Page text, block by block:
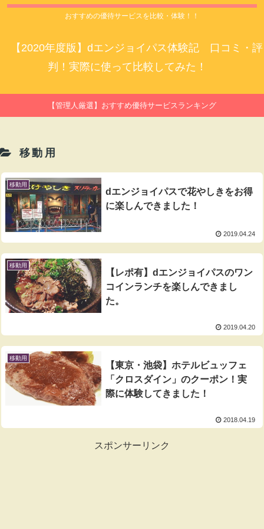
おすすめの優待サービスを比較・体験！！
【2020年度版】dエンジョイパス体験記 口コミ・評
判！実際に使って比較してみた！
【管理人厳選】おすすめ優待サービスランキング
移動用
移動用
dエンジョイパスで花やしきをお得
に楽しんできました！
2019.04.24
移動用
【レポ有】dエンジョイパスのワン
コインランチを楽しんできまし
た。
2019.04.20
移動用
【東京・池袋】ホテルビュッフェ
「クロスダイン」のクーポン！実
際に体験してきました！
2018.04.19
スポンサーリンク